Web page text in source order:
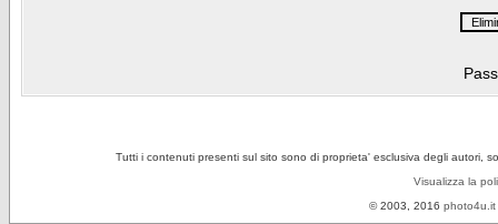
Tutti i contenuti presenti sul sito sono di proprieta' esclusiva degli autori,
Visualizza la
© 2003, 2016 photo4u.it